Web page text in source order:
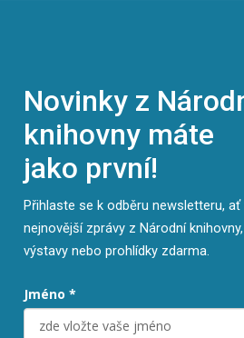
Novinky z
knihovny máte
jako první!
Přihlaste se k odběru newsletteru, ať
nejnovější zprávy z Národní
výstavy nebo prohlídky zdarma.
Jméno *